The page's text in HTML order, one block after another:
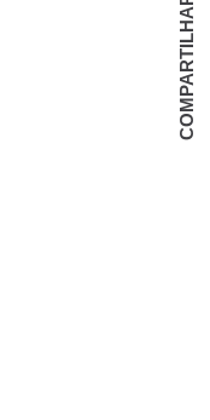
COMPARTILHAR